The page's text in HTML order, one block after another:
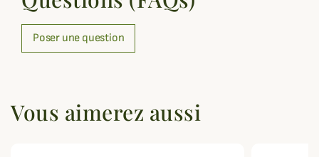
Poser une question
Vous aimerez aussi